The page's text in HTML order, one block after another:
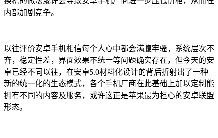
内部加剧竞争。
以往评价安卓手机相信每个人心中都会满腹牢骚，系统层次不
齐，稳定性差，界面效果不统一等问题确实存在，但今天的安
卓已经不同以往，在安卓5.0材料化设计的背后折射出了一种
新的统一化的生态模式，各个手机厂商在此基础上加以定制能
拥有不同的内容及服务，或许这正是苹果最为担心的安卓联盟
形态。